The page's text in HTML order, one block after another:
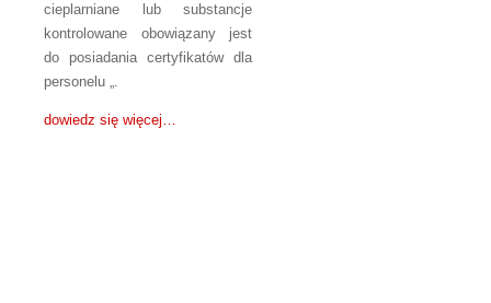
cieplarniane lub substancje
kontrolowane obowiązany jest
do posiadania certyfikatów dla
personelu „.
dowiedz się więcej…